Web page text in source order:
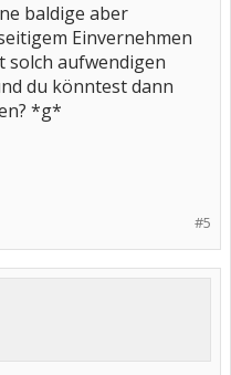
baldige aber
Einvernehmen
solch aufwendigen
du könntest dann
*g*
#5